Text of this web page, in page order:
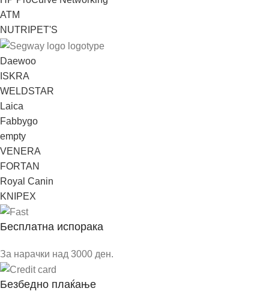
ATM
NUTRIPET'S
Daewoo
ISKRA
WELDSTAR
Laica
Fabbygo
empty
VENERA
FORTAN
Royal Canin
KNIPEX
Бесплатна испорака
За нарачки над 3000 ден.
Безбедно плаќање